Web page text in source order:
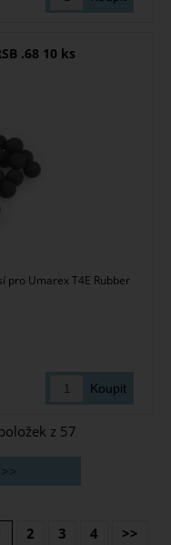
.68 10 ks
pro Umarex T4E Rubber
z 57
2 3 4 >>